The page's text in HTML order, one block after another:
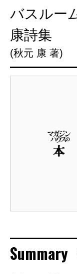
バスルー
康詩集
(秋元 康 著)
Summary